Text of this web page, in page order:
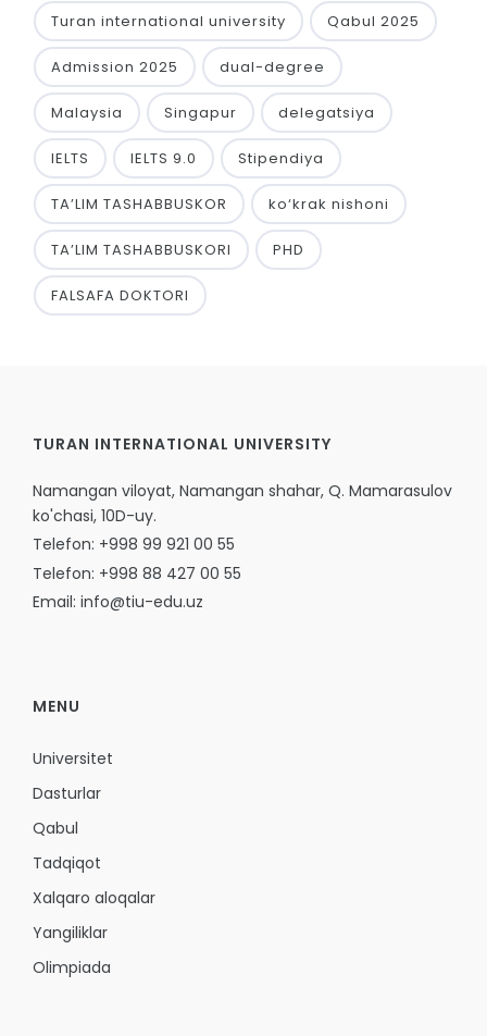
Turan international university Qabul 2025
Admission 2025 dual-degree
Malaysia Singapur delegatsiya
IELTS IELTS 9.0 Stipendiya
TA’LIM TASHABBUSKOR ko‘krak nishoni
TA’LIM TASHABBUSKORI PHD
FALSAFA DOKTORI
TURAN INTERNATIONAL UNIVERSITY
Namangan viloyat, Namangan shahar, Q. Mamarasulov
ko'chasi, 10D-uy.
Telefon: +998 99 921 00 55
Telefon: +998 88 427 00 55
Email: info@tiu-edu.uz
MENU
Universitet
Dasturlar
Qabul
Tadqiqot
Xalqaro aloqalar
Yangiliklar
Olimpiada